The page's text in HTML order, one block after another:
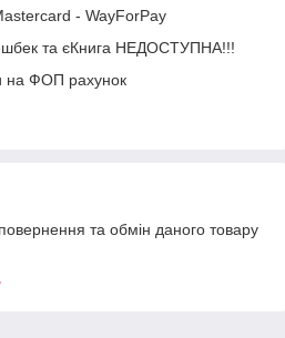
- WayForPay
та єКнига НЕДОСТУПНА!!!
на ФОП рахунок
та обмін даного товару